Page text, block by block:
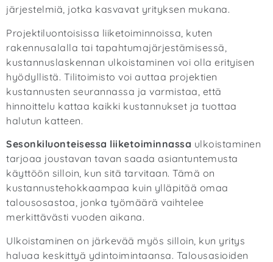
järjestelmiä, jotka kasvavat yrityksen mukana.
Projektiluontoisissa liiketoiminnoissa, kuten
rakennusalalla tai tapahtumajärjestämisessä,
kustannuslaskennan ulkoistaminen voi olla erityisen
hyödyllistä. Tilitoimisto voi auttaa projektien
kustannusten seurannassa ja varmistaa, että
hinnoittelu kattaa kaikki kustannukset ja tuottaa
halutun katteen.
Sesonkiluonteisessa liiketoiminnassa ulkoistaminen
tarjoaa joustavan tavan saada asiantuntemusta
käyttöön silloin, kun sitä tarvitaan. Tämä on
kustannustehokkaampaa kuin ylläpitää omaa
talousosastoa, jonka työmäärä vaihtelee
merkittävästi vuoden aikana.
Ulkoistaminen on järkevää myös silloin, kun yritys
haluaa keskittyä ydintoimintaansa. Talousasioiden